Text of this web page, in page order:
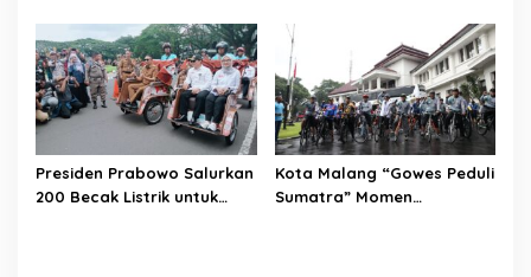
Pemetaan Kamtibmas
Presiden Prabowo Salurkan
200 Becak Listrik untuk
Kota Malang “Gowes Peduli
Sumatra” Momen